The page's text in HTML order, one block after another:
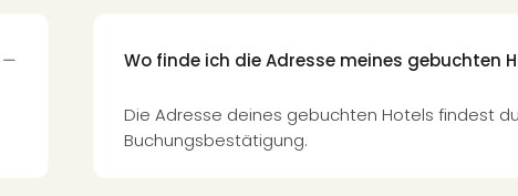
Wo finde ich die Adresse meines gebuchten
Die Adresse deines gebuchten Hotels findest
Buchungsbestätigung.